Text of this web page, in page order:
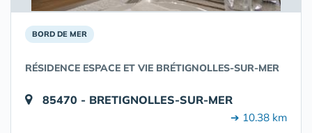
BORD DE MER
RÉSIDENCE ESPACE ET VIE BRÉTIGNOLLES-SUR-MER
85470 - BRETIGNOLLES-SUR-MER
➔ 10.38 km